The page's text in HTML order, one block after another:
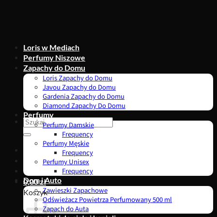
Szukaj:
0,00zł
Koszyk
Loris w Mediach
Perfumy Niszowe
Zapachy do Domu
Loris Zapachy do Domu
Javou Zapachy do Domu
Gardenia Zapachy do Domu
Diamond Zapachy Do Domu
Perfumy
Perfumy Damskie
Frequency
Perfumy Męskie
Frequency
Perfumy Unisex
Frequency
Dom i Auto
Zawieszki Zapachowe
Odświeżacz Powietrza Perfumowany 500 ml
Zapach do Auta